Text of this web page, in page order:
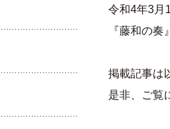
令和4年3月
『藤和の奏
掲載記事は
是非、ご覧